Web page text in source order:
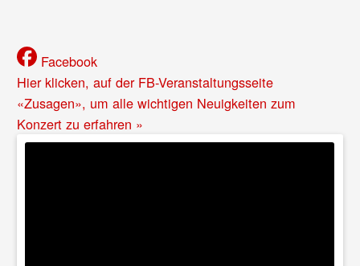
Facebook
Hier klicken, auf der FB-Veranstaltungsseite
«Zusagen», um alle wichtigen Neuigkeiten zum
Konzert zu erfahren »